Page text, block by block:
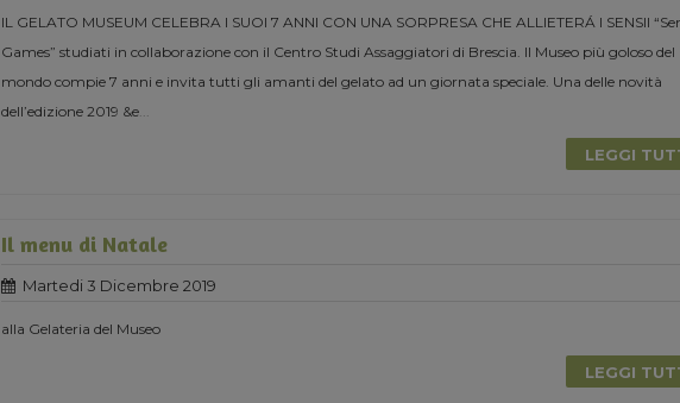
IL GELATO MUSEUM CELEBRA I SUOI 7 ANNI CON UNA SORPRESA CHE ALLIETERÁ I SENSII
Games” studiati in collaborazione con il Centro Studi Assaggiatori di Brescia. Il Museo più goloso del
mondo compie 7 anni e invita tutti gli amanti del gelato ad un giornata speciale. Una delle novità
dell’edizione 2019 &e...
LEGGI
Il menu di Natale
Martedi 3 Dicembre 2019
alla Gelateria del Museo
LEGGI